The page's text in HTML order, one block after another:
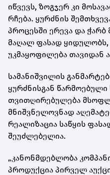
იწვევს, ზოგჯერ კი
რჩება. ყურძნის
პროცესში ერევა და
მაღალ ფასად ყიდულობს,
უკმაყოფილება თავიდან
სამანიშვილის
ყურძნისგან წარმოებული
თვითღირებულება
მნიშვნელოვნად
რეალიზაცია საწყის
შეუძლებელია.
„კანონმდებლობა
პროდუქცია პირველ